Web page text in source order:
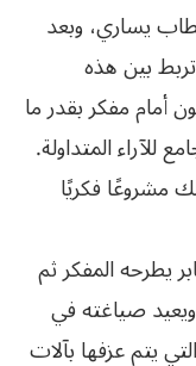
يساري، وبعد
بين هذه
أمام مفكر بقدر ما
للآراء المتداولة.
مشروعًا فكريًا
يطرحه المفكر ثم
صياغته في
يتم عزفها بآلات